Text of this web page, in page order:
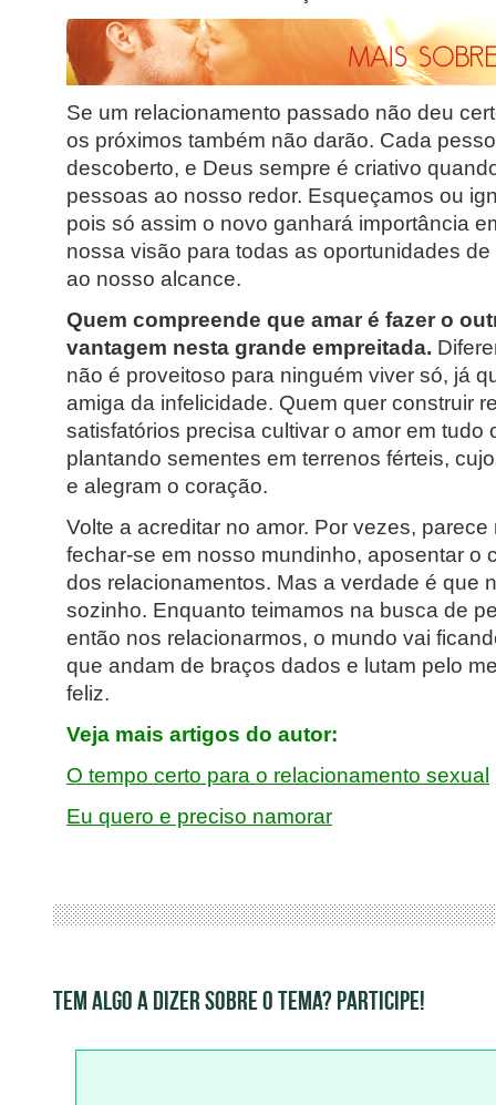
Se um relacionamento passado não deu
os próximos também não darão. Cada
descoberto, e Deus sempre é criativo
pessoas ao nosso redor. Esqueçamos ou
pois só assim o novo ganhará importância
nossa visão para todas as oportunidades
ao nosso alcance.
Quem compreende que amar é fazer o
vantagem nesta grande empreitada.
não é proveitoso para ninguém viver só, já
amiga da infelicidade. Quem quer construir
satisfatórios precisa cultivar o amor em tudo
plantando sementes em terrenos férteis,
e alegram o coração.
Volte a acreditar no amor. Por vezes,
fechar-se em nosso mundinho, aposentar o
dos relacionamentos. Mas a verdade é que
sozinho. Enquanto teimamos na busca de
então nos relacionarmos, o mundo vai
que andam de braços dados e lutam pelo
feliz.
Veja mais artigos do autor:
O tempo certo para o relacionamento sexual
Eu quero e preciso namorar
TEM ALGO A DIZER SOBRE O TEMA? PARTICIPE!